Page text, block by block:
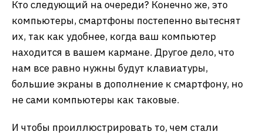
Кто следующий на очереди? Конечно же, это
компьютеры, смартфоны постепенно вытеснят
их, так как удобнее, когда ваш компьютер
находится в вашем кармане. Другое дело, что
нам все равно нужны будут клавиатуры,
большие экраны в дополнение к смартфону, но
не сами компьютеры как таковые.
И чтобы проиллюстрировать то, чем стали